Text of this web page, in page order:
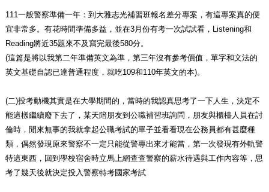
111一般警察準備一年：到大雅志光補習班報名差分專案，有這專案真的便
宜非常多。有花時間準備多益，並在3月份有考一次試試看，Listening和
Reading將近35題來不及寫完最後580分。
(這篇是將以我第二年準備英文為準，第三年沒有參考價值，單字和文法的
英文基礎自認已達普通程度，就吃109和110年英文的本)。
(二)投考動機其實是在大學期間的，當時的我認真思考了一下人生，決定不
能這樣繼續廢下去了，某天陪朋友到公職補習班詢問，朋友與櫃檯人員在討
倫時，閒來無事的我就拿起公職考試的單子並看看現在公務員都有甚麼種
類，偶然發現原來警察不一定只能從警專出來才能當，第一次發現有外軌警
特這東西，回到學校宿舍時立馬上網查查警察的薪水待遇與工作內容等，思
考了幾天後就決定投入警察特考國家考試